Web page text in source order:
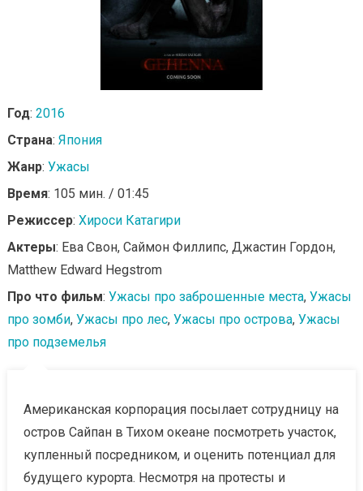
Год: 2016
Страна: Япония
Жанр: Ужасы
Время: 105 мин. / 01:45
Режиссер: Хироси Катагири
Актеры: Ева Свон, Саймон Филлипс, Джастин Гордон,
Matthew Edward Hegstrom
Про что фильм: Ужасы про заброшенные места, Ужасы
про зомби, Ужасы про лес, Ужасы про острова, Ужасы
про подземелья
Американская корпорация посылает сотрудницу на
остров Сайпан в Тихом океане посмотреть участок,
купленный посредником, и оценить потенциал для
будущего курорта. Несмотря на протесты и